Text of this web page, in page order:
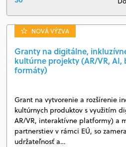
NOVÁ VÝZVA
Granty na digitálne,
kultúrne projekty (AR/VR,
formáty)
Grant na vytvorenie a rozšírenie
kultúrnych produktov s využitím
AR/VR, interaktívne platformy) a
partnerstiev v rámci EÚ, so
udržateľnosť a…